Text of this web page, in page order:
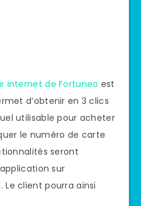
internet de Fortuneo est
d’obtenir en 3 clics
utilisable pour acheter
le numéro de carte
seront
sur
client pourra ainsi